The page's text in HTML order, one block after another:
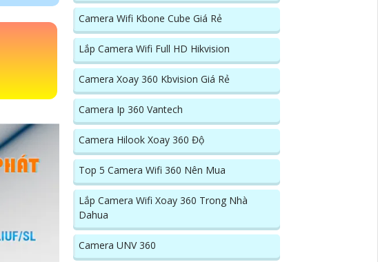
Camera Wifi Kbone Cube Giá Rẻ
Lắp Camera Wifi Full HD Hikvision
Camera Xoay 360 Kbvision Giá Rẻ
Camera Ip 360 Vantech
Camera Hilook Xoay 360 Độ
Top 5 Camera Wifi 360 Nên Mua
Lắp Camera Wifi Xoay 360 Trong Nhà
Dahua
Camera UNV 360